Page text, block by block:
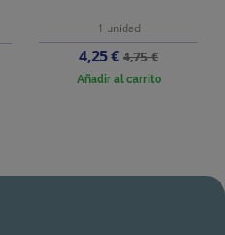
1 unidad
Precio
4,25 €Precio
base
4,75 €
Añadir al carrito